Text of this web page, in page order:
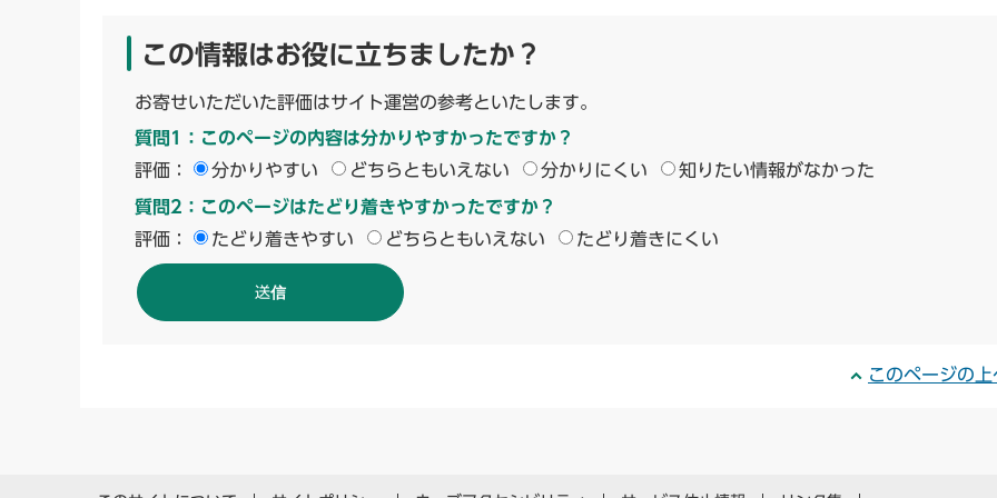
この情報はお役に立ちましたか？
お寄せいただいた評価はサイト運営の参考といたします。
質問1：このページの内容は分かりやすかったですか？
評価：
分かりやすい どちらともいえない 分かりにくい 知りたい情報がなかった
質問2：このページはたどり着きやすかったですか？
評価：
たどり着きやすい どちらともいえない たどり着きにくい
このページの上